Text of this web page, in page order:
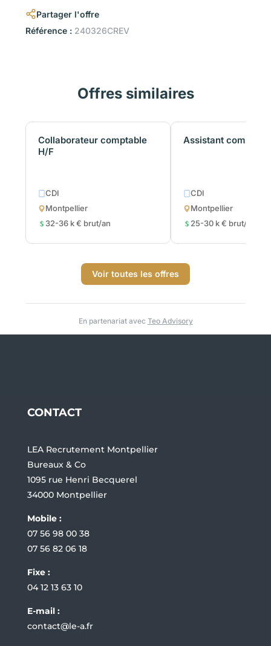
Partager l'offre
Référence : 240326CREV
Offres similaires
Collaborateur comptable
H/F
CDI
Montpellier
32-36 k € brut/an
Assistant
CDI
Montpellier
25-30 k € brut/an
Voir toutes les offres
En partenariat avec Teo Advisory
CONTACT
LEA Recrutement Montpellier
Bureaux & Co
1095 rue Henri Becquerel
34000 Montpellier
Mobile :
07 56 98 00 38
07 56 82 06 18
Fixe :
04 12 13 63 10
E-mail :
contact@le-a.fr